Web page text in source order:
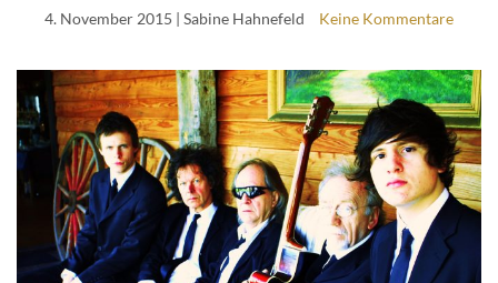
4. November 2015 | Sabine Hahnefeld Keine Kommentare